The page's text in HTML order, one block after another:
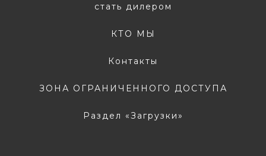
стать дилером
КТО МЫ
Контакты
ЗОНА ОГРАНИЧЕННОГО ДОСТУПА
Раздел «Загрузки»